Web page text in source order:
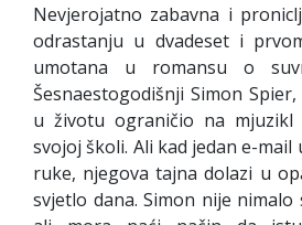
Nevjerojatno zabavna i
odrastanju u dvadeset i
umotana u romansu o
Šesnaestogodišnji Simon
u životu ograničio na mjuzikl
svojoj školi. Ali kad jedan e-
ruke, njegova tajna dolazi u
svjetlo dana. Simon nije